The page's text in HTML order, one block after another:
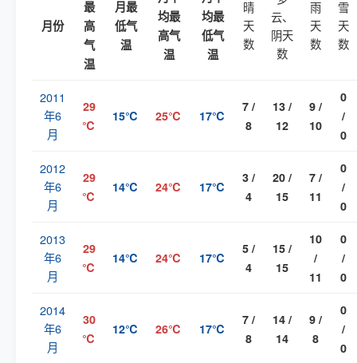
月份
最
高
气
温
月最
低气
温
均最
高气
温
均最
低气
温
晴
天
数
云、
阴天
数
雨
天
数
雪
天
数
2011
年6
月
29
℃
15℃ 25℃ 17℃
7 /
8
13 /
12
9 /
10
0
/
0
2012
年6
月
29
℃
14℃ 24℃ 17℃
3 /
4
20 /
15
7 /
11
0
/
0
2013
年6
月
29
℃
14℃ 24℃ 17℃
5 /
4
15 /
15
10
/
11
0
/
0
2014
年6
月
30
℃
12℃ 26℃ 17℃
7 /
8
14 /
14
9 /
8
0
/
0